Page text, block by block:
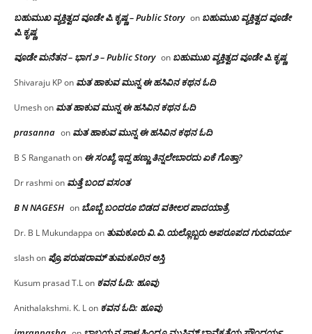
ಬಹುಮುಖ ವ್ಯಕ್ತಿತ್ವದ ವೂಡೇ ಪಿ.ಕೃಷ್ಣ – Public Story on ಬಹುಮುಖ ವ್ಯಕ್ತಿತ್ವದ ವೂಡೇ
ಪಿ.ಕೃಷ್ಣ
ವೂಡೇ ಮನೆತನ – ಭಾಗ ೨ – Public Story on ಬಹುಮುಖ ವ್ಯಕ್ತಿತ್ವದ ವೂಡೇ ಪಿ.ಕೃಷ್ಣ
Shivaraju KPon ಮತ ಹಾಕುವ ಮುನ್ನ ಈ ಹಸಿವಿನ ಕಥನ ಓದಿ
Umeshon ಮತ ಹಾಕುವ ಮುನ್ನ ಈ ಹಸಿವಿನ ಕಥನ ಓದಿ
prasanna on ಮತ ಹಾಕುವ ಮುನ್ನ ಈ ಹಸಿವಿನ ಕಥನ ಓದಿ
B S Ranganathon ಈ ಸಂಖ್ಯೆ ಇದ್ದ ಹಣ್ಣು ತಿನ್ನಲೇಬಾರದು ಏಕೆ ಗೊತ್ತಾ?
Dr rashmi on ಮತ್ತೆ ಬಂದ ವಸಂತ
B N NAGESH on ಬೊಬ್ಬೆ ಬಂದರೂ ಬಿಡದ ವಕೀಲರ ಪಾದಯಾತ್ರೆ
Dr. B L Mukundappa on ತುಮಕೂರು‌ ವಿ.ವಿ.ಯಲ್ಲೊಬ್ಬರು ಅಪರೂಪದ ಗುರುವರ್ಯ
slashon ಪ್ರೊ.ಪರುಷರಾಮ್ ತುಮಕೂರಿನ ಆಸ್ತಿ
Kusum prasad T.Lon ಕವನ ಓದಿ: ಹೂವು
Anithalakshmi. K. Lon ಕವನ ಓದಿ: ಹೂವು